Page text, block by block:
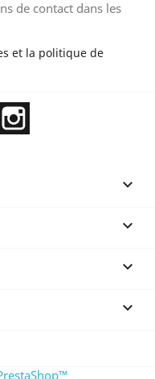
de contact dans les
et la politique de
YouTube



